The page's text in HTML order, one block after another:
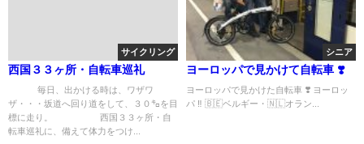
サイクリング
西国３３ヶ所・自転車巡礼
毎日、出かける時は、ワザワ
ザ・・・坂道へ回り道をして、３０㌔を目
標に走り。 西国３３ヶ所・自
転車巡礼に、備えて体力をつけ...
シニア
ヨーロッパで見かけて自転車 ❣️
ヨーロッパで見かけた自転車 ❣️ ヨーロッ
パ ‼︎ 🇧🇪ベルギー・🇳🇱オラン...